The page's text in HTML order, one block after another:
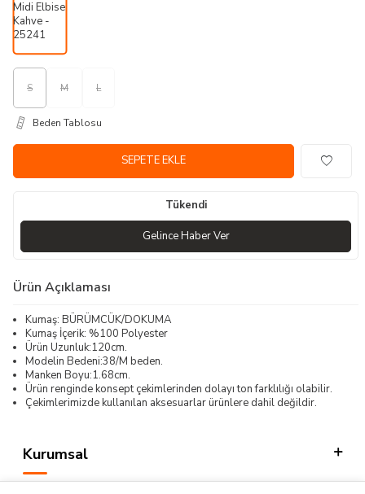
S M L
Beden Tablosu
SEPETE EKLE
Tükendi
Gelince Haber Ver
Ürün Açıklaması
Kumaş: BÜRÜMCÜK/DOKUMA
Kumaş İçerik: %100 Polyester
Ürün Uzunluk:120cm.
Modelin Bedeni:38/M beden.
Manken Boyu:1.68cm.
Ürün renginde konsept çekimlerinden dolayı ton farklılığı olabilir.
Çekimlerimizde kullanılan aksesuarlar ürünlere dahil değildir.
Kurumsal